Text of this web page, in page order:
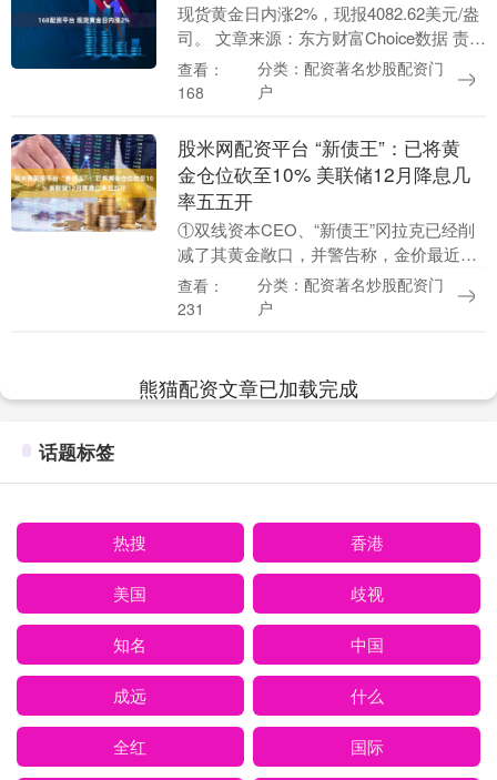
现货黄金日内涨2%，现报4082.62美元/盎
司。 文章来源：东方财富Choice数据 责任
编辑：98 郑重声明：东方财富发布此内容
旨在传播更多信息，与本站立场....
查看：
168
分类：配资著名炒股配资门
户
股米网配资平台 “新债王”：已将黄
金仓位砍至10% 美联储12月降息几
率五五开
①双线资本CEO、“新债王”冈拉克已经削
减了其黄金敞口，并警告称，金价最近的
上涨已经达到了 “令人咋舌”的水平；②对
于利率前景，冈拉克认为，美联储12月降
查看：
231
分类：配资著名炒股配资门
户
熊猫配资文章已加载完成
话题标签
热搜 香港
美国 歧视
知名 中国
成远 什么
全红 国际